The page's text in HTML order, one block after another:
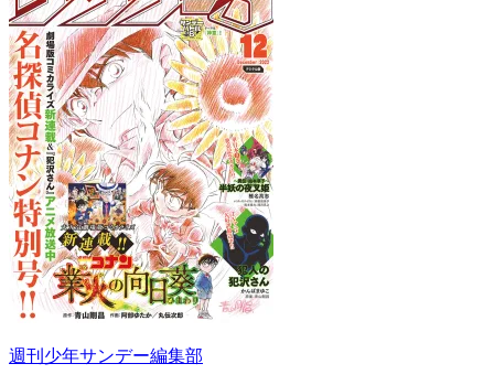
週刊少年サンデー編集部